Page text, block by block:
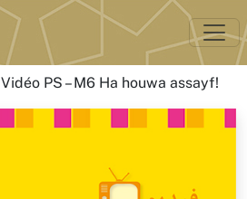
Vidéo PS – M6 Ha houwa assayf!